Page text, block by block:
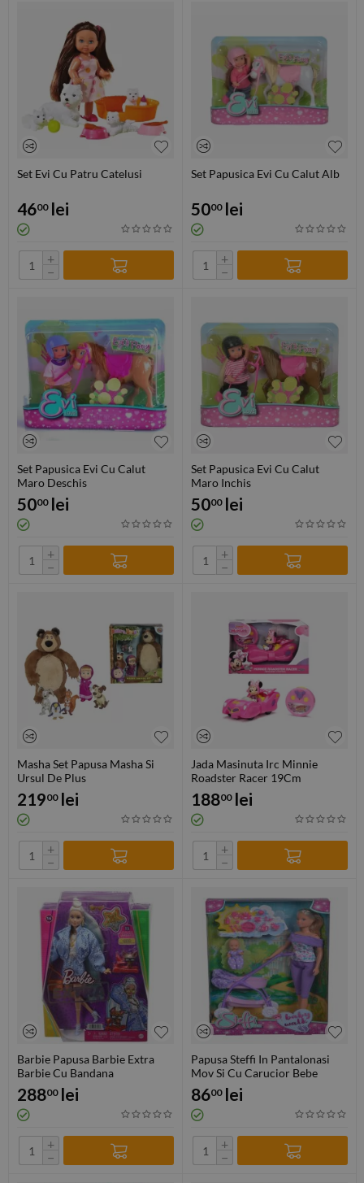
Set Evi Cu Patru Catelusi
4600 lei
+
−
Set Papusica Evi Cu Calut Alb
5000 lei
+
−
Set Papusica Evi Cu Calut
Maro Deschis
5000 lei
+
−
Set Papusica Evi Cu Calut
Maro Inchis
5000 lei
+
−
Masha Set Papusa Masha Si
Ursul De Plus
21900 lei
+
−
Jada Masinuta Irc Minnie
Roadster Racer 19Cm
18800 lei
+
−
Barbie Papusa Barbie Extra
Barbie Cu Bandana
28800 lei
+
−
Papusa Steffi In Pantalonasi
Mov Si Cu Carucior Bebe
8600 lei
+
−